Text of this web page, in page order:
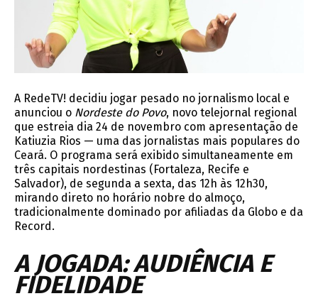
A RedeTV! decidiu jogar pesado no jornalismo local e
anunciou o Nordeste do Povo, novo telejornal regional
que estreia dia 24 de novembro com apresentação de
Katiuzia Rios — uma das jornalistas mais populares do
Ceará. O programa será exibido simultaneamente em
três capitais nordestinas (Fortaleza, Recife e
Salvador), de segunda a sexta, das 12h às 12h30,
mirando direto no horário nobre do almoço,
tradicionalmente dominado por afiliadas da Globo e da
Record.
A JOGADA: AUDIÊNCIA E
FIDELIDADE